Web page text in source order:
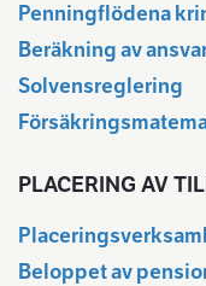
Penningflödena
Beräkning av
Solvensreglering
PLACERING AV
Beloppet av